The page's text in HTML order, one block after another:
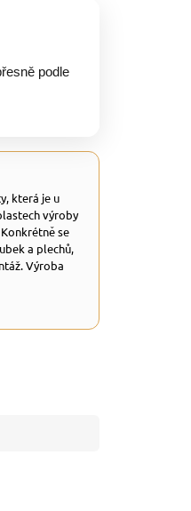
podle
která je u
výroby
se
a plechů,
Výroba